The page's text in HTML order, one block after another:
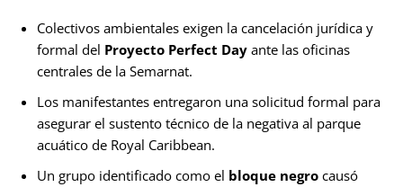
Colectivos ambientales exigen la cancelación jurídica y
formal del Proyecto Perfect Day ante las oficinas
centrales de la Semarnat.
Los manifestantes entregaron una solicitud formal para
asegurar el sustento técnico de la negativa al parque
acuático de Royal Caribbean.
Un grupo identificado como el bloque negro causó